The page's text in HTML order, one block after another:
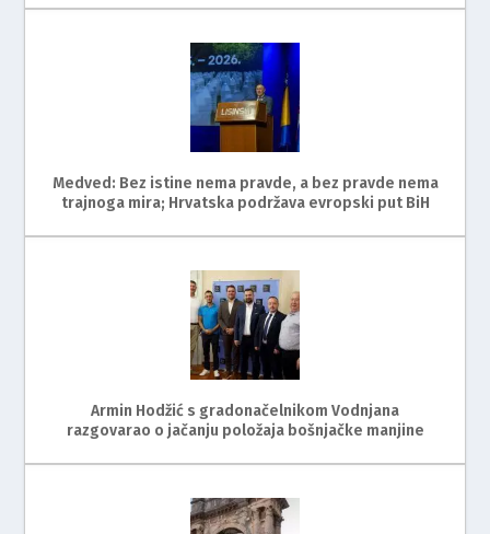
Medved: Bez istine nema pravde, a bez pravde nema
trajnoga mira; Hrvatska podržava evropski put BiH
Armin Hodžić s gradonačelnikom Vodnjana
razgovarao o jačanju položaja bošnjačke manjine